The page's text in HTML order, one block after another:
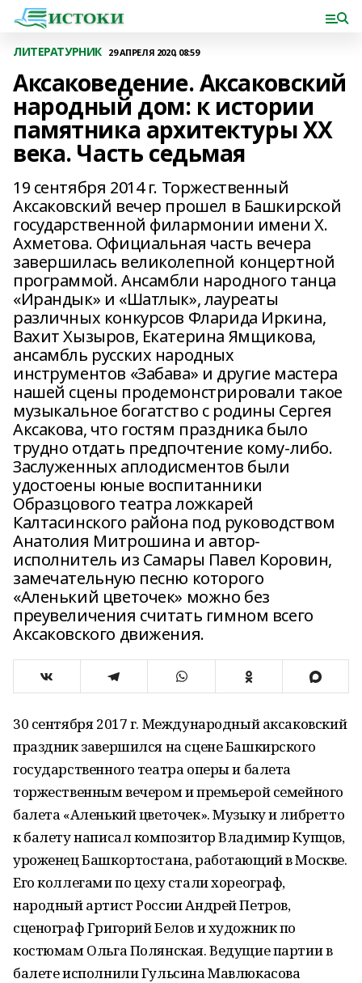
ЛИТЕРАТУРНИК 29 АПРЕЛЯ 2020, 08:59
Аксаковедение. Аксаковский
народный дом: к истории
памятника архитектуры ХХ
века. Часть седьмая
19 сентября 2014 г. Торжественный
Аксаковский вечер прошел в Башкирской
государственной филармонии имени Х.
Ахметова. Официальная часть вечера
завершилась великолепной концертной
программой. Ансамбли народного танца
«Ирандык» и «Шатлык», лауреаты
различных конкурсов Фларида Иркина,
Вахит Хызыров, Екатерина Ямщикова,
ансамбль русских народных
инструментов «Забава» и другие мастера
нашей сцены продемонстрировали такое
музыкальное богатство с родины Сергея
Аксакова, что гостям праздника было
трудно отдать предпочтение кому-либо.
Заслуженных аплодисментов были
удостоены юные воспитанники
Образцового театра ложкарей
Калтасинского района под руководством
Анатолия Митрошина и автор-
исполнитель из Самары Павел Коровин,
замечательную песню которого
«Аленький цветочек» можно без
преувеличения считать гимном всего
Аксаковского движения.
30 сентября 2017 г. Международный аксаковский
праздник завершился на сцене Башкирского
государственного театра оперы и балета
торжественным вечером и премьерой семейного
балета «Аленький цветочек». Музыку и либретто
к балету написал композитор Владимир Купцов,
уроженец Башкортостана, работающий в Москве.
Его коллегами по цеху стали хореограф,
народный артист России Андрей Петров,
сценограф Григорий Белов и художник по
костюмам Ольга Полянская. Ведущие партии в
балете исполнили Гульсина Мавлюкасова